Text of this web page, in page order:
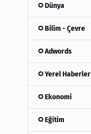
Dünya
Bilim - Çevre
Adwords
Yerel Haberler
Ekonomi
Eğitim